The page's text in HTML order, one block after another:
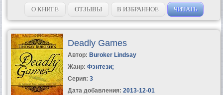
О КНИГЕ ОТЗЫВЫ В ИЗБРАННОЕ ЧИТАТЬ
Deadly Games
Автор: Buroker Lindsay
Жанр: Фэнтези;
Серия: 3
Дата добавления: 2013-12-01